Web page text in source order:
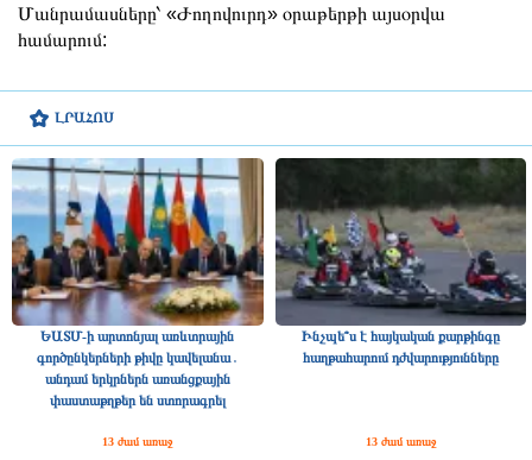
ԼՐԱՀՈՍ
ԵԱՏՄ-ի արտոնյալ առևտրային
գործընկերների թիվը կավելանա․
անդամ երկրներն առանցքային
փաստաթղթեր են ստորագրել
13 ժամ առաջ
Ինչպե՞ս է հայկական քարթինգը
հաղթահարում դժվարությունները
13 ժամ առաջ
Մանրամասները՝ «Ժողովուրդ» օրաթերթի այսօրվա
համարում: